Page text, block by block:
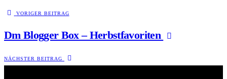
VORIGER BEITRAG
Dm Blogger Box – Herbstfavoriten
NÄCHSTER BEITRAG